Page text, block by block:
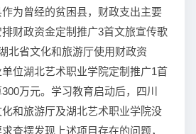
为曾经的贫困县，财政支出主要
财政资金定制推广3首文旅宣传歌
北省文化和旅游厅使用财政资
位湖北艺术职业学院定制推广1首
万元。学习教育启动后，四川
和旅游厅及湖北艺术职业学院没
查摆发现上述项目存在的问题，